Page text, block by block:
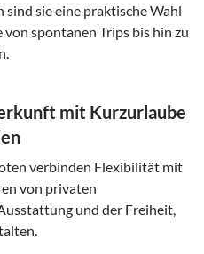
sie eine praktische Wahl
von spontanen Trips bis hin zu
mit Kurzurlaube
verbinden Flexibilität mit
von privaten
und der Freiheit,